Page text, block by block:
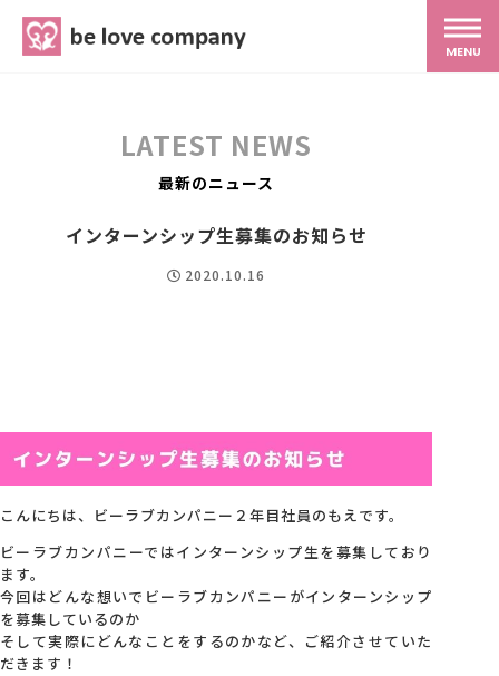
MENU
最新ブログ
会社概要
アクセス
LATEST NEWS
最新のニュース
インターンシップ生募集のお知らせ
2020.10.16
こんにちは、ビーラブカンパニー２年目社員のもえです。
ビーラブカンパニーではインターンシップ生を募集しており
ます。
今回はどんな想いでビーラブカンパニーがインターンシップ
を募集しているのか
そして実際にどんなことをするのかなど、ご紹介させていた
だきます！